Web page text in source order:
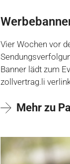
Vier Wochen vor
Banner lädt zum
zollvertrag.li
Mehr zu